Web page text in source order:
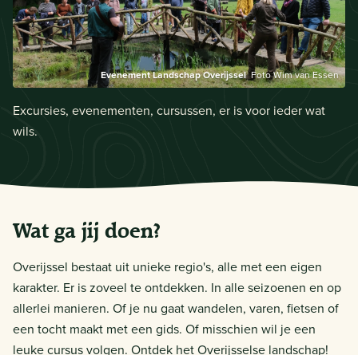
Evenement Landschap OverijsselFoto Wim van Essen
Excursies, evenementen, cursussen, er is voor ieder wat
wils.
Wat ga jij doen?
Overijssel bestaat uit unieke regio's, alle met een eigen
karakter. Er is zoveel te ontdekken. In alle seizoenen en op
allerlei manieren. Of je nu gaat wandelen, varen, fietsen of
een tocht maakt met een gids. Of misschien wil je een
leuke cursus volgen. Ontdek het Overijsselse landschap!